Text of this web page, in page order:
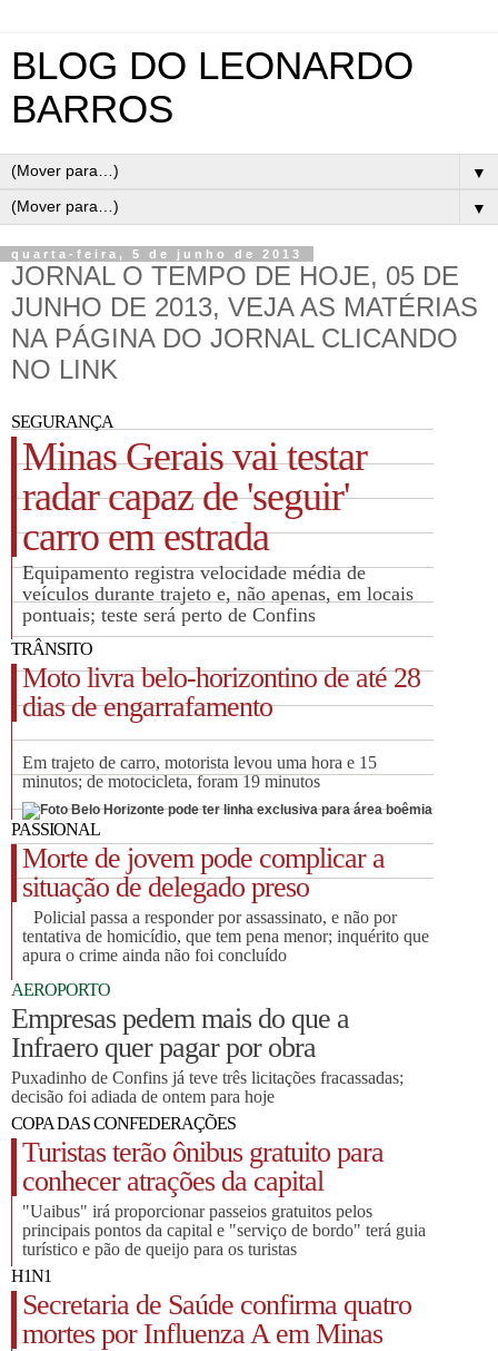
BLOG DO LEONARDO
BARROS
▼
▼
quarta-feira, 5 de junho de 2013
JORNAL O TEMPO DE HOJE, 05 DE
JUNHO DE 2013, VEJA AS MATÉRIAS
NA PÁGINA DO JORNAL CLICANDO
NO LINK
SEGURANÇA
Minas Gerais vai testar
radar capaz de 'seguir'
carro em estrada
Equipamento registra velocidade média de
veículos durante trajeto e, não apenas, em locais
pontuais; teste será perto de Confins
TRÂNSITO
Moto livra belo-horizontino de até 28
dias de engarrafamento
Em trajeto de carro, motorista levou uma hora e 15
minutos; de motocicleta, foram 19 minutos
Belo Horizonte pode ter linha exclusiva para área boêmia
PASSIONAL
Morte de jovem pode complicar a
situação de delegado preso
Policial passa a responder por assassinato, e não por
tentativa de homicídio, que tem pena menor; inquérito que
apura o crime ainda não foi concluído
AEROPORTO
Empresas pedem mais do que a
Infraero quer pagar por obra
Puxadinho de Confins já teve três licitações fracassadas;
decisão foi adiada de ontem para hoje
COPA DAS CONFEDERAÇÕES
Turistas terão ônibus gratuito para
conhecer atrações da capital
"Uaibus" irá proporcionar passeios gratuitos pelos
principais pontos da capital e "serviço de bordo" terá guia
turístico e pão de queijo para os turistas
H1N1
Secretaria de Saúde confirma quatro
mortes por Influenza A em Minas